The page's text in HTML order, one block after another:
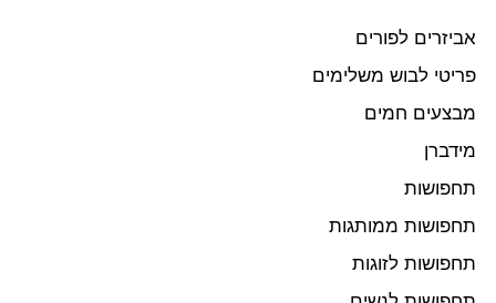
אביזרים לפורים
פריטי לבוש משלימים
מבצעים חמים
מידברן
תחפושות
תחפושות ממותגות
תחפושות לזוגות